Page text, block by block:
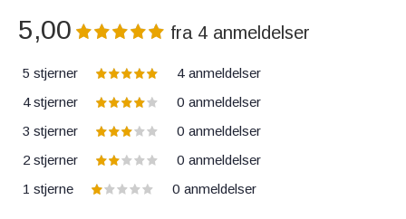
5,00 fra 4 anmeldelser
5 stjerner 4 anmeldelser
4 stjerner
0 anmeldelser
3 stjerner
0 anmeldelser
2 stjerner
0 anmeldelser
1 stjerne
0 anmeldelser